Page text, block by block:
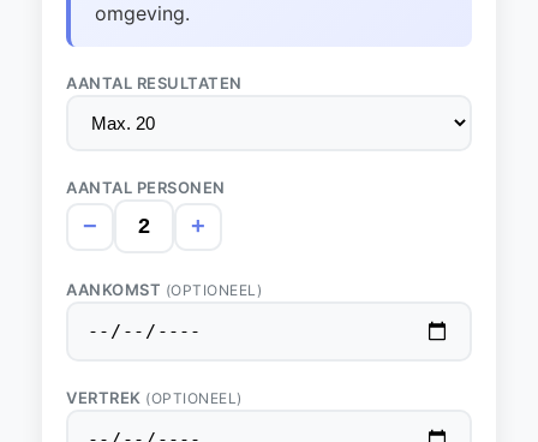
omgeving.
AANTAL RESULTATEN
AANTAL PERSONEN
− +
AANKOMST (OPTIONEEL)
VERTREK (OPTIONEEL)